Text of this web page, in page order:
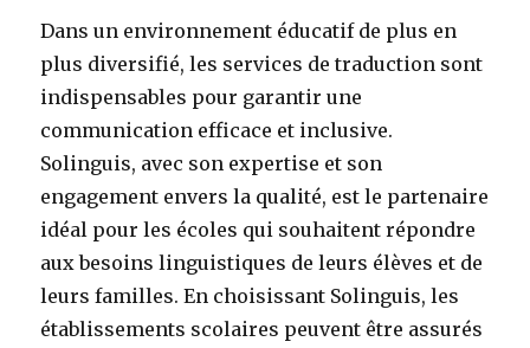
Dans un environnement éducatif de plus en
plus diversifié, les services de traduction sont
indispensables pour garantir une
communication efficace et inclusive.
Solinguis, avec son expertise et son
engagement envers la qualité, est le partenaire
idéal pour les écoles qui souhaitent répondre
aux besoins linguistiques de leurs élèves et de
leurs familles. En choisissant Solinguis, les
établissements scolaires peuvent être assurés